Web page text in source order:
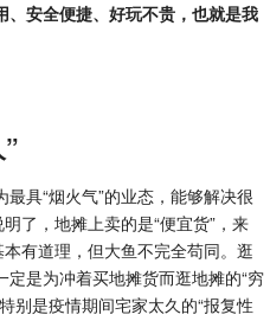
安全便捷、好玩不贵，也就是我
具“烟火气”的业态，能够解决很
了，地摊上卖的是“便宜货”，来
有道理，但大鱼不完全苟同。逛
是为冲着买地摊货而逛地摊的“穷
别是疫情期间宅家太久的“报复性